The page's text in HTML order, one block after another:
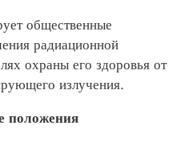
общественные
радиационной
охраны его здоровья от
излучения.